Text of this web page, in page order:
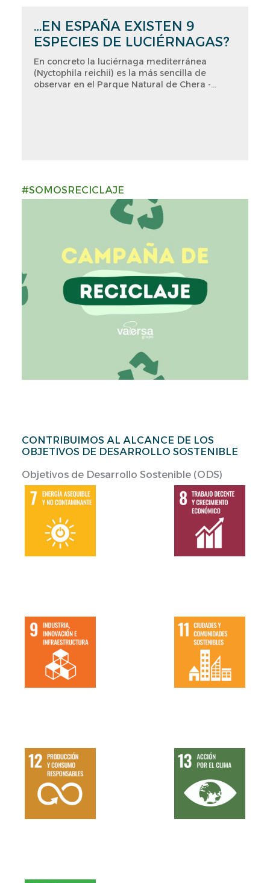
…EN ESPAÑA EXISTEN 9
ESPECIES DE LUCIÉRNAGAS?
En concreto la luciérnaga mediterránea
(Nyctophila reichii) es la más sencilla de
observar en el Parque Natural de Chera -...
#SOMOSRECICLAJE
CONTRIBUIMOS AL ALCANCE DE LOS
OBJETIVOS DE DESARROLLO SOSTENIBLE
Objetivos de Desarrollo Sostenible (ODS)